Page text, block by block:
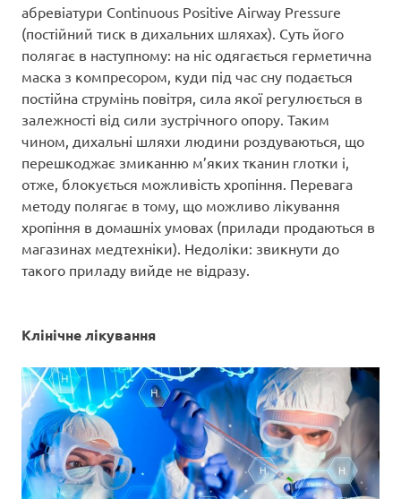
абревіатури Continuous Positive Airway Pressure
(постійний тиск в дихальних шляхах). Суть його
полягає в наступному: на ніс одягається герметична
маска з компресором, куди під час сну подається
постійна струмінь повітря, сила якої регулюється в
залежності від сили зустрічного опору. Таким
чином, дихальні шляхи людини роздуваються, що
перешкоджає змиканню м’яких тканин глотки і,
отже, блокується можливість хропіння. Перевага
методу полягає в тому, що можливо лікування
хропіння в домашніх умовах (прилади продаються в
магазинах медтехніки). Недоліки: звикнути до
такого приладу вийде не відразу.
Клінічне лікування